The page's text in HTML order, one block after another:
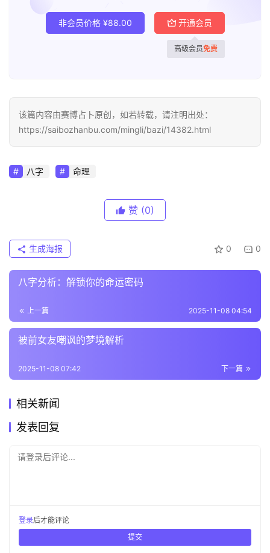
非会员价格 ¥88.00 开通会员
高级会员免费
该篇内容由赛博占卜原创，如若转载，请注明出处：
https://saibozhanbu.com/mingli/bazi/14382.html
八字 命理
赞 (0)
0 0
生成海报
八字分析：解锁你的命运密码
上一篇 2025-11-08 04:54
被前女友嘲讽的梦境解析
下一篇
2025-11-08 07:42
相关新闻
发表回复
请登录后评论...
登录后才能评论
提交